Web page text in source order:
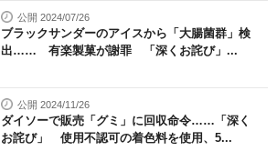
公開 2024/07/26
ブラックサンダーのアイスから「大腸菌群」検
出…… 有楽製菓が謝罪 「深くお詫び」...
公開 2024/11/26
ダイソーで販売「グミ」に回収命令……「深く
お詫び」 使用不認可の着色料を使用、5...